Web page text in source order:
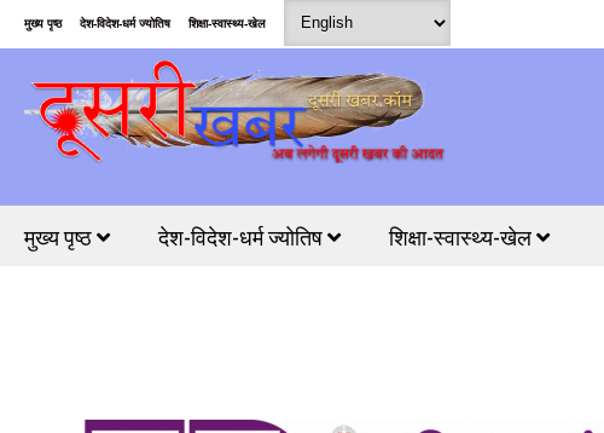
मुख्य पृष्ठ देश-विदेश-धर्म ज्योतिष शिक्षा-स्वास्थ्य-खेल
मुख्य पृष्ठ देश-विदेश-धर्म ज्योतिष शिक्षा-स्वास्थ्य-खेल